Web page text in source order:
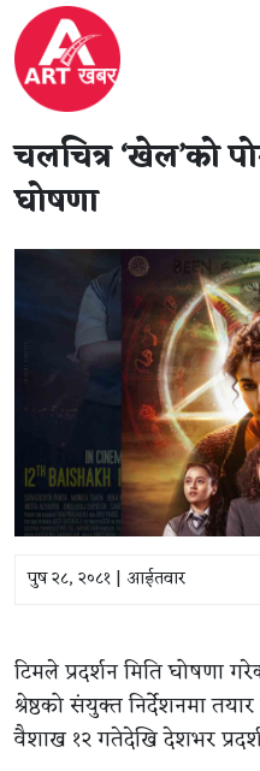
चलचित्र ‘खेल’को
घोषणा
पुष २८, २०८१ | आईतवार
टिमले प्रदर्शन मिति घोषणा
श्रेष्ठको संयुक्त निर्देशनमा
वैशाख १२ गतेदेखि देशभर